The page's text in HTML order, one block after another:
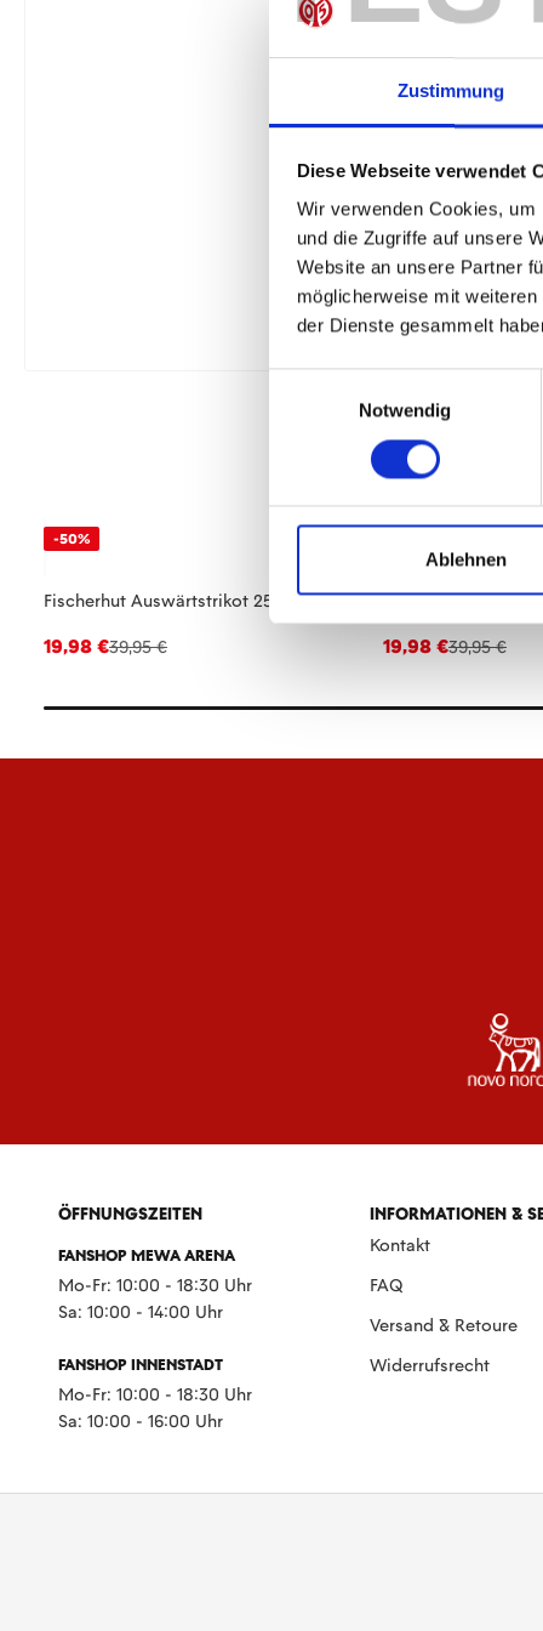
Zustimmung
Diese Webseite verwendet
Wir verwenden Cookies,
und die Zugriffe auf unsere
Website an unsere Partner
möglicherweise mit
der Dienste gesammelt
Notwendig
Ablehnen
-50%
Fischerhut Auswärtstrikot 25/26
19,98 €39,95 €
Fischerhut
19,98 €39,95 €
ÖFFNUNGSZEITEN
FANSHOP MEWA ARENA
Mo-Fr: 10:00 - 18:30 Uhr
Sa: 10:00 - 14:00 Uhr
FANSHOP INNENSTADT
Mo-Fr: 10:00 - 18:30 Uhr
Sa: 10:00 - 16:00 Uhr
INFORMATIONEN &
Kontakt
FAQ
Versand & Retoure
Widerrufsrecht